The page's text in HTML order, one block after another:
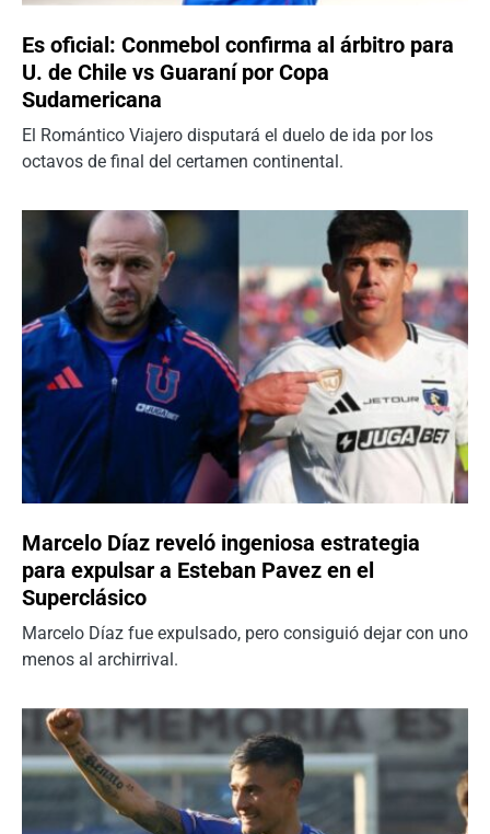
Es oficial: Conmebol confirma al árbitro para
U. de Chile vs Guaraní por Copa
Sudamericana
El Romántico Viajero disputará el duelo de ida por los
octavos de final del certamen continental.
Marcelo Díaz reveló ingeniosa estrategia
para expulsar a Esteban Pavez en el
Superclásico
Marcelo Díaz fue expulsado, pero consiguió dejar con uno
menos al archirrival.